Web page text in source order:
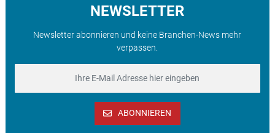
NEWSLETTER
Newsletter abonnieren und keine Branchen-News mehr
verpassen.
ABONNIEREN